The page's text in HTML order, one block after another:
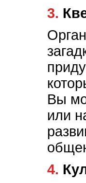
3.
Вы
или
4.